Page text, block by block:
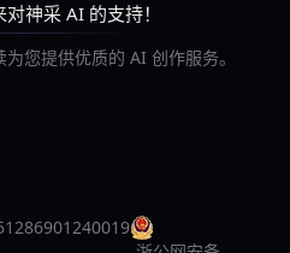
神采 AI 的支持！
您提供优质的 AI 创作服务。